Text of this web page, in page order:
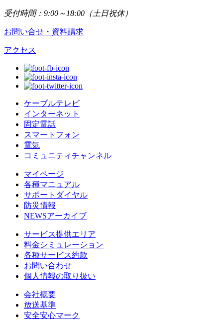
受付時間：9:00～18:00（土日祝休）
お問い合せ・資料請求
アクセス
ケーブルテレビ
インターネット
固定電話
スマートフォン
電気
コミュニティチャンネル
マイページ
各種マニュアル
サポートダイヤル
防災情報
NEWSアーカイブ
サービス提供エリア
料金シミュレーション
各種サービス約款
お問い合わせ
個人情報の取り扱い
会社概要
放送基準
安全安心マーク